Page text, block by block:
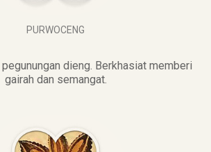
PURWOCENG
pegunungan dieng. Berkhasiat memberi
gairah dan semangat.